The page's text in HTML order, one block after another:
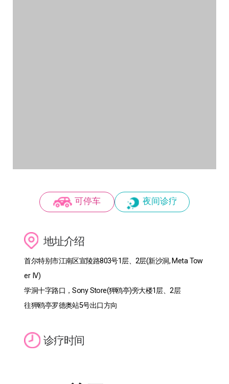
可停车 夜间诊疗
地址介绍
首尔特别市江南区宣陵路803号1层、2层(新沙洞, Meta Tow
er IV)
学洞十字路口，Sony Store(狎鸥亭)旁大楼1层、2层
往狎鸥亭罗德奥站5号出口方向
诊疗时间